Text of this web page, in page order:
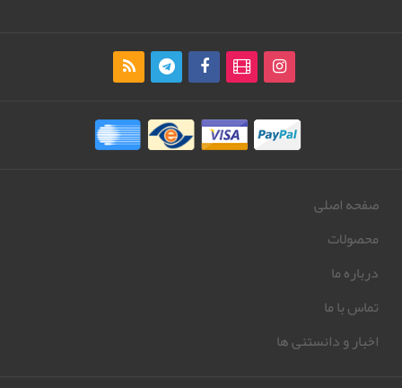
صفحه اصلی
محصولات
درباره ما
تماس با ما
اخبار و دانستنی ها